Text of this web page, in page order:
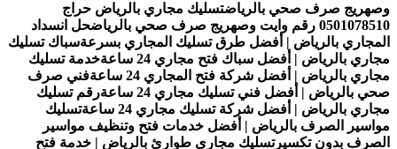
وصهريج صرف صحي بالرياضتسليك مجاري بالرياض حراج
0501078510 رقم وايت وصهريج صرف صحي بالرياض
حل انسداد
المجاري بالرياض | أفضل طرق تسليك المجاري بسرعةسباك تسليك
مجاري بالرياض | أفضل سباك فتح مجاري 24 ساعة
خدمة تسليك
مجاري بالرياض | أفضل شركة فتح المجاري 24 ساعة
فني صرف
صحي بالرياض | أفضل فني تسليك مجاري 24 ساعة
رقم تسليك
مجاري بالرياض | أفضل شركة تسليك مجاري 24 ساعة
تسليك
مواسير الصرف بالرياض | أفضل خدمات فتح وتنظيف مواسير
الصرف بدون تكسيرتسليك مجاري طوارئ بالرياض | خدمة فتح